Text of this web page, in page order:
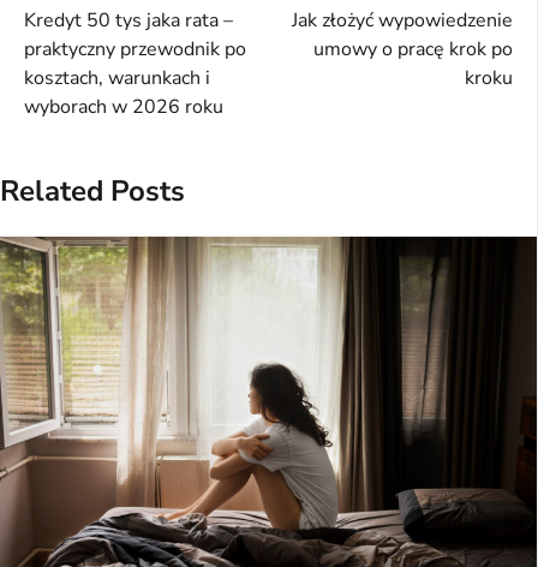
wpisu
Kredyt 50 tys jaka rata –
praktyczny przewodnik po
kosztach, warunkach i
wyborach w 2026 roku
Jak złożyć wypowiedzenie
umowy o pracę krok po
kroku
Related Posts